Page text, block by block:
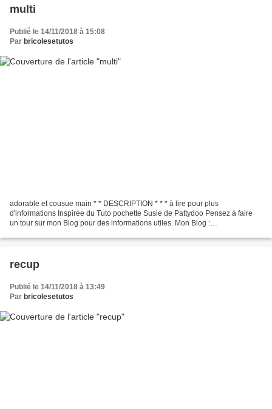
multi
Publié le 14/11/2018 à 15:08
Par bricolesetutos
adorable et cousue main * * DESCRIPTION * * * à lire pour plus
d'informations Inspirée du Tuto pochette Susie de Pattydoo Pensez à faire
un tour sur mon Blog pour des informations utiles. Mon Blog :
recup
Publié le 14/11/2018 à 13:49
Par bricolesetutos